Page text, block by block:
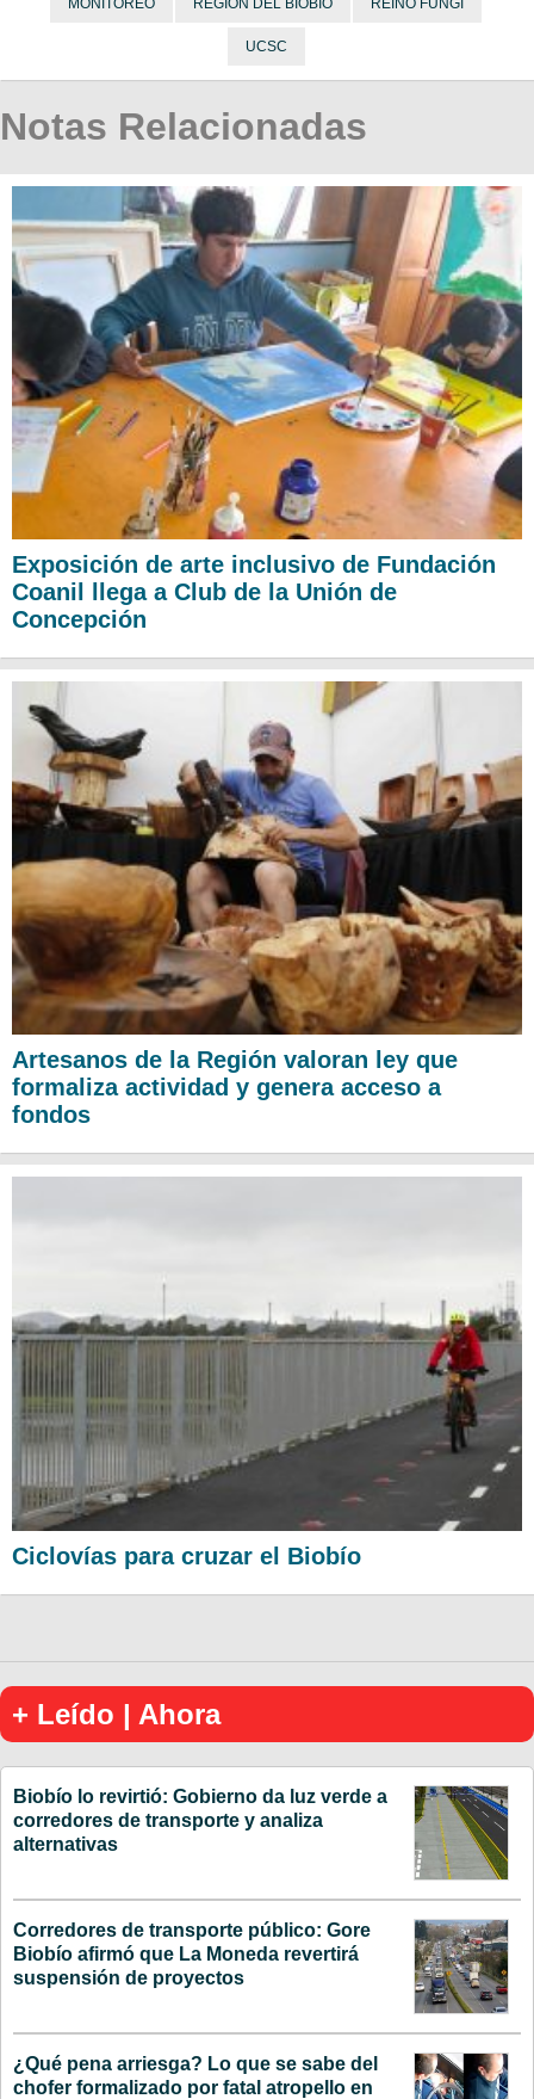
UCSC
Notas Relacionadas
Exposición de arte inclusivo de Fundación
Coanil llega a Club de la Unión de
Concepción
Artesanos de la Región valoran ley que
formaliza actividad y genera acceso a
fondos
Ciclovías para cruzar el Biobío
+ Leído | Ahora
Biobío lo revirtió: Gobierno da luz verde a
corredores de transporte y analiza
alternativas
Corredores de transporte público: Gore
Biobío afirmó que La Moneda revertirá
suspensión de proyectos
¿Qué pena arriesga? Lo que se sabe del
chofer formalizado por fatal atropello en